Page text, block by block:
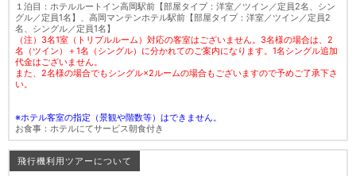
１泊目：ホテルルートイン高岡駅前【部屋タイプ：洋室／ツイン／定員2名、シン
グル／定員1名】、高岡マンテンホテル駅前【部屋タイプ：洋室／ツイン／定員2
名、シングル／定員1名】
（注）3名1室（トリプルルーム）対応の客室はございません。3名様の場合は、2
名（ツイン）＋1名（シングル）に分かれてのご案内になります。1名シングル追加
代金はございません。
また、2名様の場合でもシングル×2ルームの場合もございますので予めご了承下さ
い。
※ホテル客室の指定（景観や階数等）はできません。
お食事：ホテルにてサービス朝食付き
飛行機利用ツアーについて